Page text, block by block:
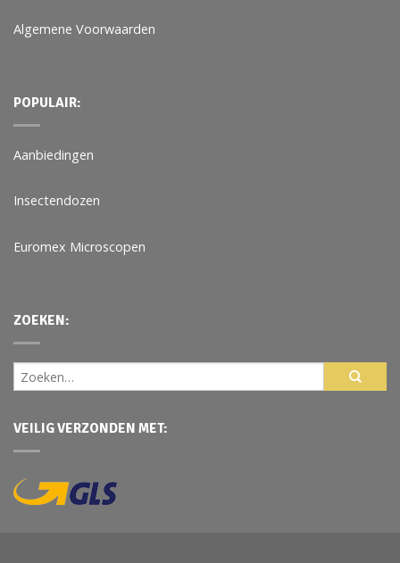
Algemene Voorwaarden
POPULAIR:
Aanbiedingen
Insectendozen
Euromex Microscopen
ZOEKEN:
VEILIG VERZONDEN MET: